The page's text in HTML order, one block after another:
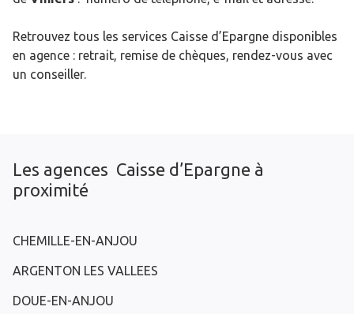
Retrouvez tous les services Caisse d’Epargne disponibles
en agence : retrait, remise de chèques, rendez-vous avec
un conseiller.
Les agences Caisse d’Epargne à
proximité
CHEMILLE-EN-ANJOU
ARGENTON LES VALLEES
DOUE-EN-ANJOU